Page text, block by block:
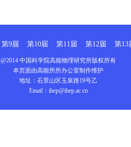
第9届 第10届 第11届 第12届 第13
@2014 中国科学院高能物理研究所版权所有
本页面由高能所所办公室制作维护
地址：石景山区玉泉路19号乙
Email：ihep@ihep.ac.cn